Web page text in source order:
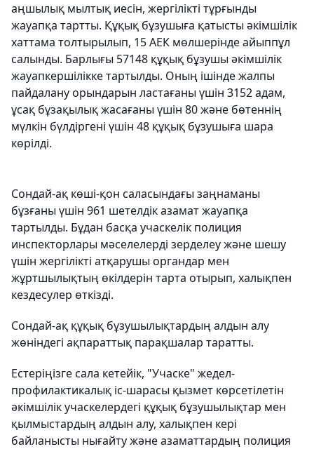
аңшылық мылтық иесін, жергілікті тұрғынды
жауапқа тартты. Құқық бұзушыға қатысты әкімшілік
хаттама толтырылып, 15 АЕК мөлшерінде айыппұл
салынды. Барлығы 57148 құқық бұзушы әкімшілік
жауапкершілікке тартылды. Оның ішінде жалпы
пайдалану орындарын ластағаны үшін 3152 адам,
ұсақ бұзақылық жасағаны үшін 80 және бөтеннің
мүлкін бүлдіргені үшін 48 құқық бұзушыға шара
көрілді.
Сондай-ақ көші-қон саласындағы заңнаманы
бұзғаны үшін 961 шетелдік азамат жауапқа
тартылды. Бұдан басқа учаскелік полиция
инспекторлары мәселелерді зерделеу және шешу
үшін жергілікті атқарушы органдар мен
жұртшылықтың өкілдерін тарта отырып, халықпен
кездесулер өткізді.
Сондай-ақ құқық бұзушылықтардың алдын алу
жөніндегі ақпараттық парақшалар таратты.
Естеріңізге сала кетейік, "Учаске" жедел-
профилактикалық іс-шарасы қызмет көрсетілетін
әкімшілік учаскелердегі құқық бұзушылықтар мен
қылмыстардың алдын алу, халықпен кері
байланысты нығайту және азаматтардың полиция